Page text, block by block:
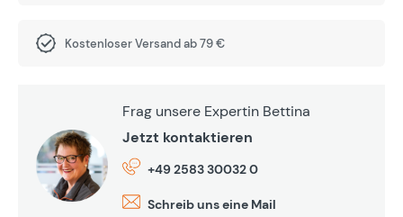
Kostenloser Versand ab 79 €
Frag unsere Expertin Bettina
Jetzt kontaktieren
+49 2583 30032 0
Schreib uns eine Mail